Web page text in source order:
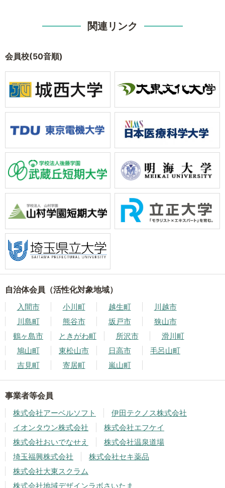
関連リンク
会員校(50音順)
自治体会員（活性化対象地域）
入間市 小川町 越生町
川越市
川島町
熊谷市 坂戸市
狭山市
鶴ヶ島市
ときがわ町 所沢市
滑川町
鳩山町
東松山市 日高市
毛呂山町
吉見町
寄居町 嵐山町
事業者等会員
株式会社アーベルソフト
伊田テクノス株式会社
イオンタウン株式会社
株式会社エフケイ
株式会社おいでなせえ
株式会社温泉道場
埼玉福興株式会社
株式会社セキ薬品
株式会社大東スクラム
株式会社地域デザインラボさいたま